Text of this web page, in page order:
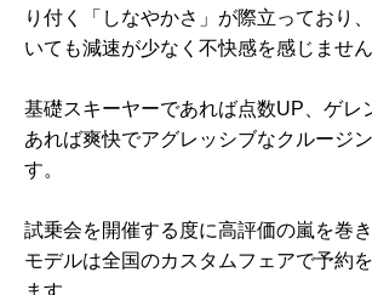
り付く「しなやかさ」が際立っており
いても減速が少なく不快感を感じません
基礎スキーヤーであれば点数UP、ゲレ
あれば爽快でアグレッシブなクルージ
す。
試乗会を開催する度に高評価の嵐を巻
モデルは全国のカスタムフェアで予約